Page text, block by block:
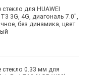
для HUAWEI
3G, 4G, диагональ 7.0",
без динамика, цвет
стекло 0.33 мм для